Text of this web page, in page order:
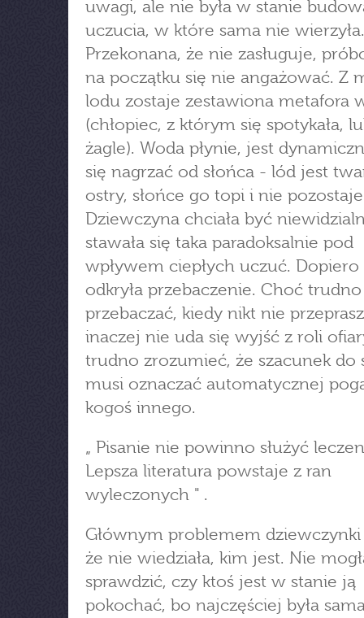
uwagi, ale nie była w stanie
uczucia, w które sama nie wierzyła.
Przekonana, że nie zasługuje,
na początku się nie angażować. Z
lodu zostaje zestawiona metafora
(chłopiec, z którym się spotykała,
żagle). Woda płynie, jest
się nagrzać od słońca - lód jest
ostry, słońce go topi i nie
Dziewczyna chciała być
stawała się taka paradoksalnie pod
wpływem ciepłych uczuć.
odkryła przebaczenie. Choć
przebaczać, kiedy nikt nie
inaczej nie uda się wyjść z roli
trudno zrozumieć, że szacunek do
musi oznaczać automatycznej
kogoś innego.
„ Pisanie nie powinno służyć
Lepsza literatura powstaje z ran
wyleczonych " .
Głównym problemem dziewczynki
że nie wiedziała, kim jest. Nie
sprawdzić, czy ktoś jest w stanie ją
pokochać, bo najczęściej była